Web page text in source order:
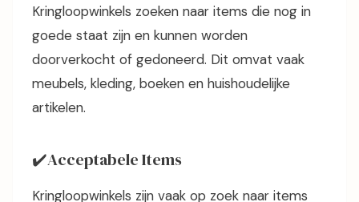
Kringloopwinkels zoeken naar items die nog in
goede staat zijn en kunnen worden
doorverkocht of gedoneerd. Dit omvat vaak
meubels, kleding, boeken en huishoudelijke
artikelen.
✔️Acceptabele Items
Kringloopwinkels zijn vaak op zoek naar items